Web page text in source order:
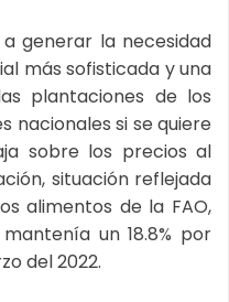
generar la necesidad
más sofisticada y una
plantaciones de los
nacionales si se quiere
sobre los precios al
situación reflejada
alimentos de la FAO,
un 18.8% por
del 2022.